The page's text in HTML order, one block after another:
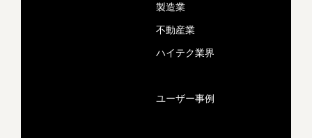
製造業
不動産業
ハイテク業界
ユーザー事例